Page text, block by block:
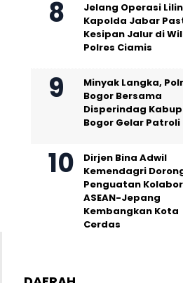
Jelang Operasi
Kapolda Jabar
Kesipan Jalur di
Polres Ciamis
Minyak Langka,
Bogor Bersama
Disperindag
Bogor Gelar Patroli
Dirjen Bina Adwil
Kemendagri
Penguatan
ASEAN-Jepang
Kembangkan Kota
Cerdas